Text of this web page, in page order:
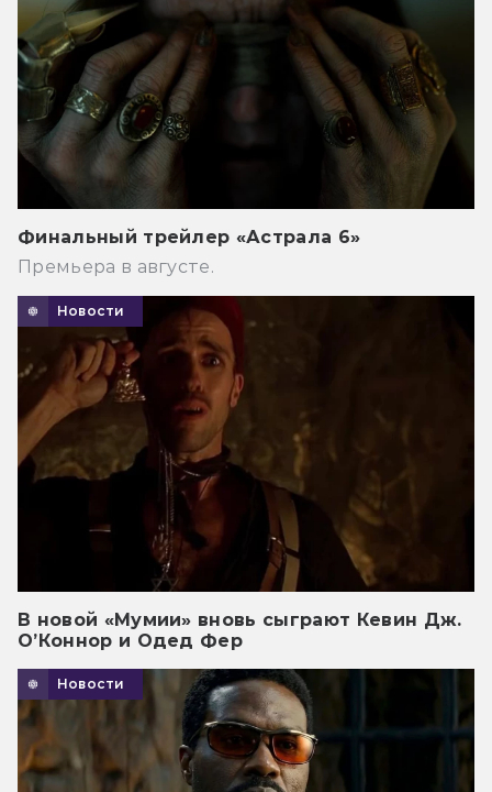
Финальный трейлер «Астрала 6»
Премьера в августе.
Новости
В новой «Мумии» вновь сыграют Кевин Дж.
О’Коннор и Одед Фер
Новости